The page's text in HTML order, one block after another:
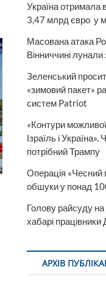
Україна отримала
3,47 млрд євро у
Масована атака
Вінниччині лунали
Зеленський
«зимовий пакет»
систем Patriot
«Контури
Ізраїль і
потрібний Трампу
Операція
обшуки у понад
Голову райсуду
хабарі
АРХІВ